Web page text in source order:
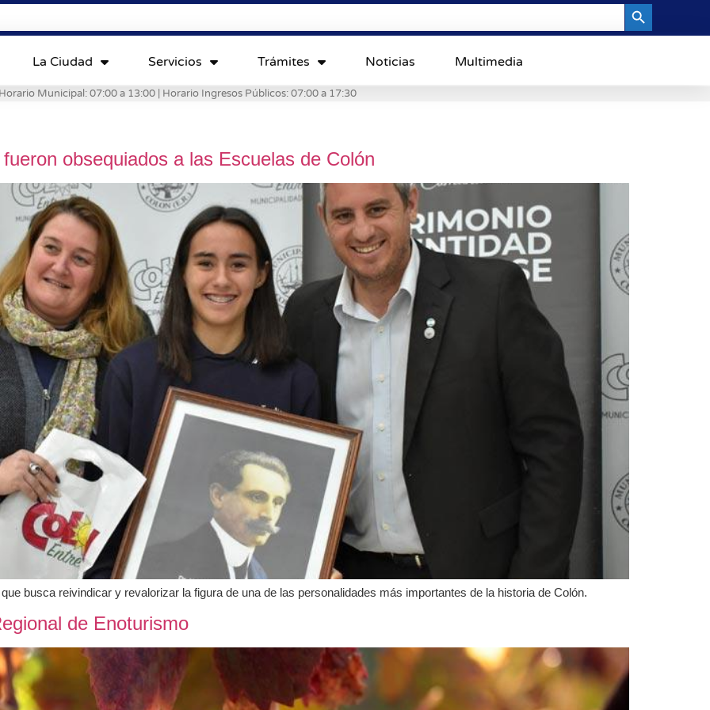
La Ciudad Servicios Trámites Noticias Multimedia
Municipal: 07:00 a 13:00 | Horario Ingresos Públicos: 07:00 a 17:30
obsequiados a las Escuelas de Colón
busca reivindicar y revalorizar la figura de una de las personalidades más importantes de la historia de Colón.
de Enoturismo